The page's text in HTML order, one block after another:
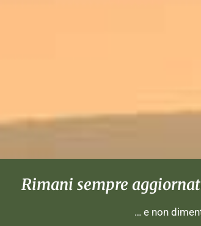
Rimani sempre
… e non